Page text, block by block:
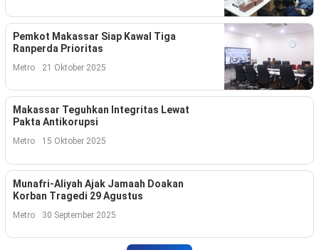
©
Copyright
2026
Menara
.
Right
Reserve
Pemkot Makassar Siap Kawal Tiga
Ranperda Prioritas
Metro 21 Oktober 2025
Makassar Teguhkan Integritas Lewat
Pakta Antikorupsi
Metro 15 Oktober 2025
Munafri-Aliyah Ajak Jamaah Doakan
Korban Tragedi 29 Agustus
Metro 30 September 2025